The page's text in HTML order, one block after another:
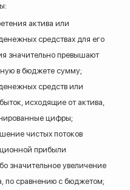
актива или
средствах для его
значительно превышают
в бюджете сумму;
средств или
исходящие от актива,
цифры;
чистых потоков
прибыли
значительное увеличение
по сравнению с бюджетом;